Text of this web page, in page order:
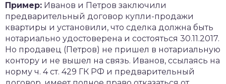
Пример: Иванов и Петров заключили
предварительный договор купли-продажи
квартиры и установили, что сделка должна быть
нотариально удостоверена и состояться 30.11.2017.
Но продавец (Петров) не пришел в нотариальную
контору и не вышел на связь. Иванов, ссылаясь на
норму ч. 4 ст. 429 ГК РФ и предварительный